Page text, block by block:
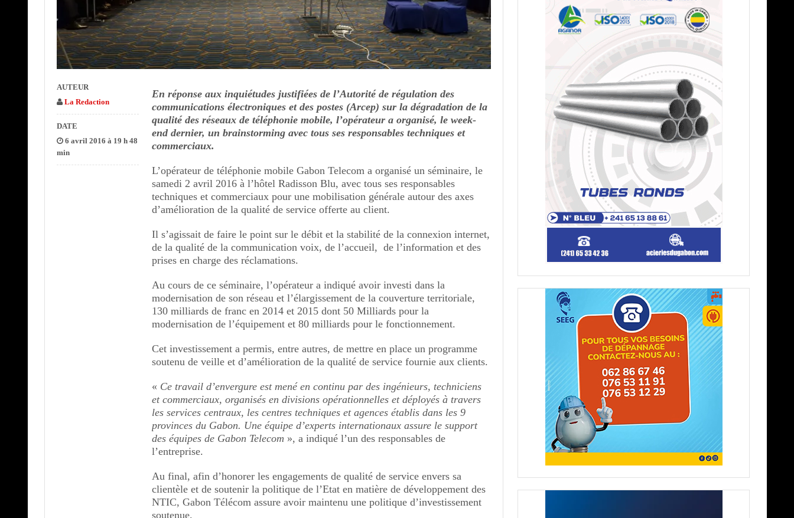
En réponse aux inquiétudes justifiées de l’Autorité de régulation des
communications électroniques et des postes (Arcep) sur la dégradation de la
qualité des réseaux de téléphonie mobile, l’opérateur a organisé, le week-
end dernier, un brainstorming avec tous ses responsables techniques et
commerciaux.
L’opérateur de téléphonie mobile Gabon Telecom a organisé un séminaire, le
samedi 2 avril 2016 à l’hôtel Radisson Blu, avec tous ses responsables
techniques et commerciaux pour une mobilisation générale autour des axes
d’amélioration de la qualité de service offerte au client.
Il s’agissait de faire le point sur le débit et la stabilité de la connexion internet,
de la qualité de la communication voix, de l’accueil, de l’information et des
prises en charge des réclamations.
Au cours de ce séminaire, l’opérateur a indiqué avoir investi dans la
modernisation de son réseau et l’élargissement de la couverture territoriale,
130 milliards de franc en 2014 et 2015 dont 50 Milliards pour la
modernisation de l’équipement et 80 milliards pour le fonctionnement.
Cet investissement a permis, entre autres, de mettre en place un programme
soutenu de veille et d’amélioration de la qualité de service fournie aux clients.
« Ce travail d’envergure est mené en continu par des ingénieurs, techniciens
et commerciaux, organisés en divisions opérationnelles et déployés à travers
les services centraux, les centres techniques et agences établis dans les 9
provinces du Gabon. Une équipe d’experts internationaux assure le support
des équipes de Gabon Telecom », a indiqué l’un des responsables de
l’entreprise.
Au final, afin d’honorer les engagements de qualité de service envers sa
clientèle et de soutenir la politique de l’Etat en matière de développement des
NTIC, Gabon Télécom assure avoir maintenu une politique d’investissement
soutenue.
AUTEUR
La Redaction
DATE
6 avril 2016 à 19 h 48
min